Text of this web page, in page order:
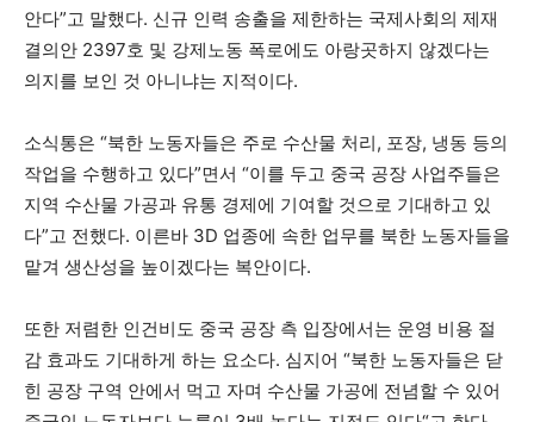
안다”고 말했다. 신규 인력 송출을 제한하는 국제사회의 제재
결의안 2397호 및 강제노동 폭로에도 아랑곳하지 않겠다는
의지를 보인 것 아니냐는 지적이다.
소식통은 “북한 노동자들은 주로 수산물 처리, 포장, 냉동 등의
작업을 수행하고 있다”면서 “이를 두고 중국 공장 사업주들은
지역 수산물 가공과 유통 경제에 기여할 것으로 기대하고 있
다”고 전했다. 이른바 3D 업종에 속한 업무를 북한 노동자들을
맡겨 생산성을 높이겠다는 복안이다.
또한 저렴한 인건비도 중국 공장 측 입장에서는 운영 비용 절
감 효과도 기대하게 하는 요소다. 심지어 “북한 노동자들은 닫
힌 공장 구역 안에서 먹고 자며 수산물 가공에 전념할 수 있어